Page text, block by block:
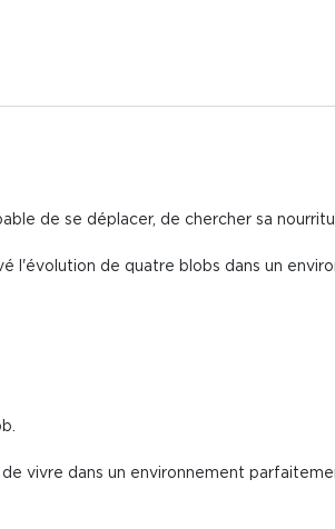
de se déplacer, de chercher sa
l'évolution de quatre blobs dans un
vivre dans un environnement